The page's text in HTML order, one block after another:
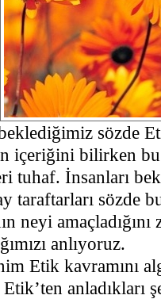
sözde
içeriğini bilirken
tuhaf. İnsanları
taraftarları sözde
neyi
anlıyoruz.
Etik kavramını
anladıkları